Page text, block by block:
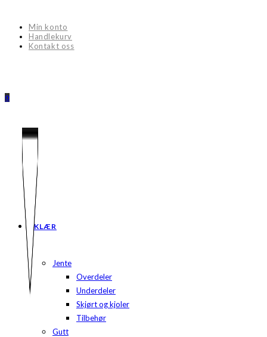
contentMin konto
Handlekurv
Kontakt oss
0
KLÆR
Jente
Overdeler
Underdeler
Skjørt og kjoler
Tilbehør
Gutt